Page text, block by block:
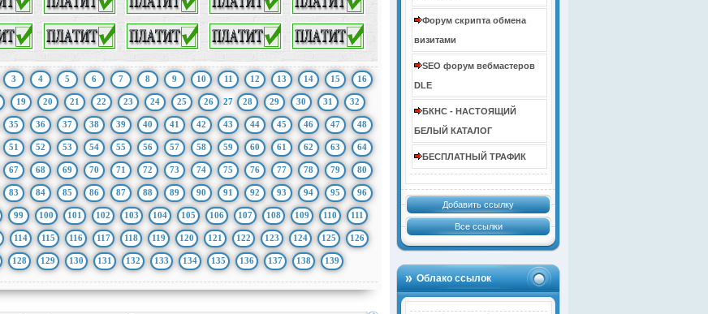
Форум скрипта обмена
визитами
SEO форум вебмастеров
DLE
БКНС - НАСТОЯЩИЙ
БЕЛЫЙ КАТАЛОГ
БЕСПЛАТНЫЙ ТРАФИК
Добавить ссылку
Все ссылки
Облако ссылок
3 4 5 6 7 8 9 10 11 12 13 14 15 16
19 20 21 22 23 24 25 26 27 28 29 30 31 32
35 36 37 38 39 40 41 42 43 44 45 46 47 48
51 52 53 54 55 56 57 58 59 60 61 62 63 64
67 68 69 70 71 72 73 74 75 76 77 78 79 80
83 84 85 86 87 88 89 90 91 92 93 94 95 96
99 100 101 102 103 104 105 106 107 108 109 110 111
114 115 116 117 118 119 120 121 122 123 124 125 126
128 129 130 131 132 133 134 135 136 137 138 139